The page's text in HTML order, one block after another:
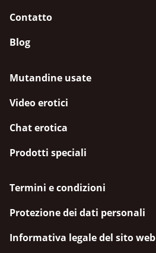
Contatto
Blog
Mutandine usate
Video erotici
Chat erotica
Prodotti speciali
Termini e condizioni
Protezione dei dati personali
Informativa legale del sito web